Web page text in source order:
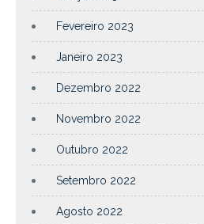
Fevereiro 2023
Janeiro 2023
Dezembro 2022
Novembro 2022
Outubro 2022
Setembro 2022
Agosto 2022